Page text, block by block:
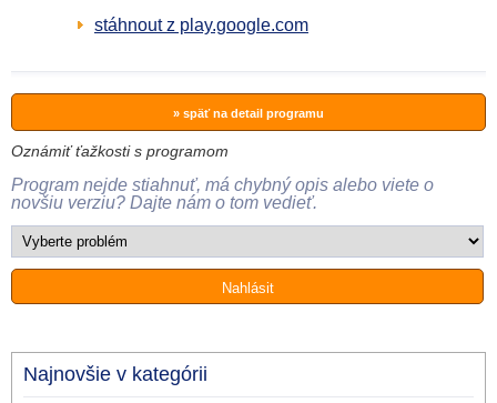
stáhnout z play.google.com
» späť na detail programu
Oznámiť ťažkosti s programom
Program nejde stiahnuť, má chybný opis alebo viete o
novšiu verziu? Dajte nám o tom vedieť.
Najnovšie v kategórii